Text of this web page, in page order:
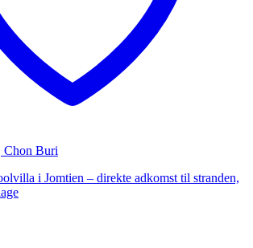
Chon Buri
i Jomtien – direkte adkomst til stranden,